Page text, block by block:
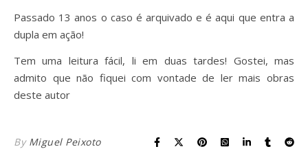
Passado 13 anos o caso é arquivado e é aqui que entra a
dupla em ação!
Tem uma leitura fácil, li em duas tardes! Gostei, mas
admito que não fiquei com vontade de ler mais obras
deste autor
By Miguel Peixoto